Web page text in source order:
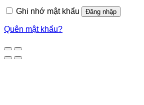
Ghi nhớ mật khẩu Đăng nhập
Quên mật khẩu?